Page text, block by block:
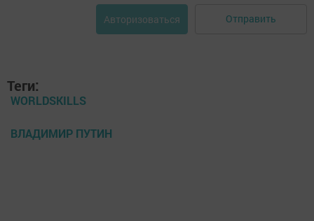
Авторизоваться Отправить
Теги:
WORLDSKILLS
ВЛАДИМИР ПУТИН